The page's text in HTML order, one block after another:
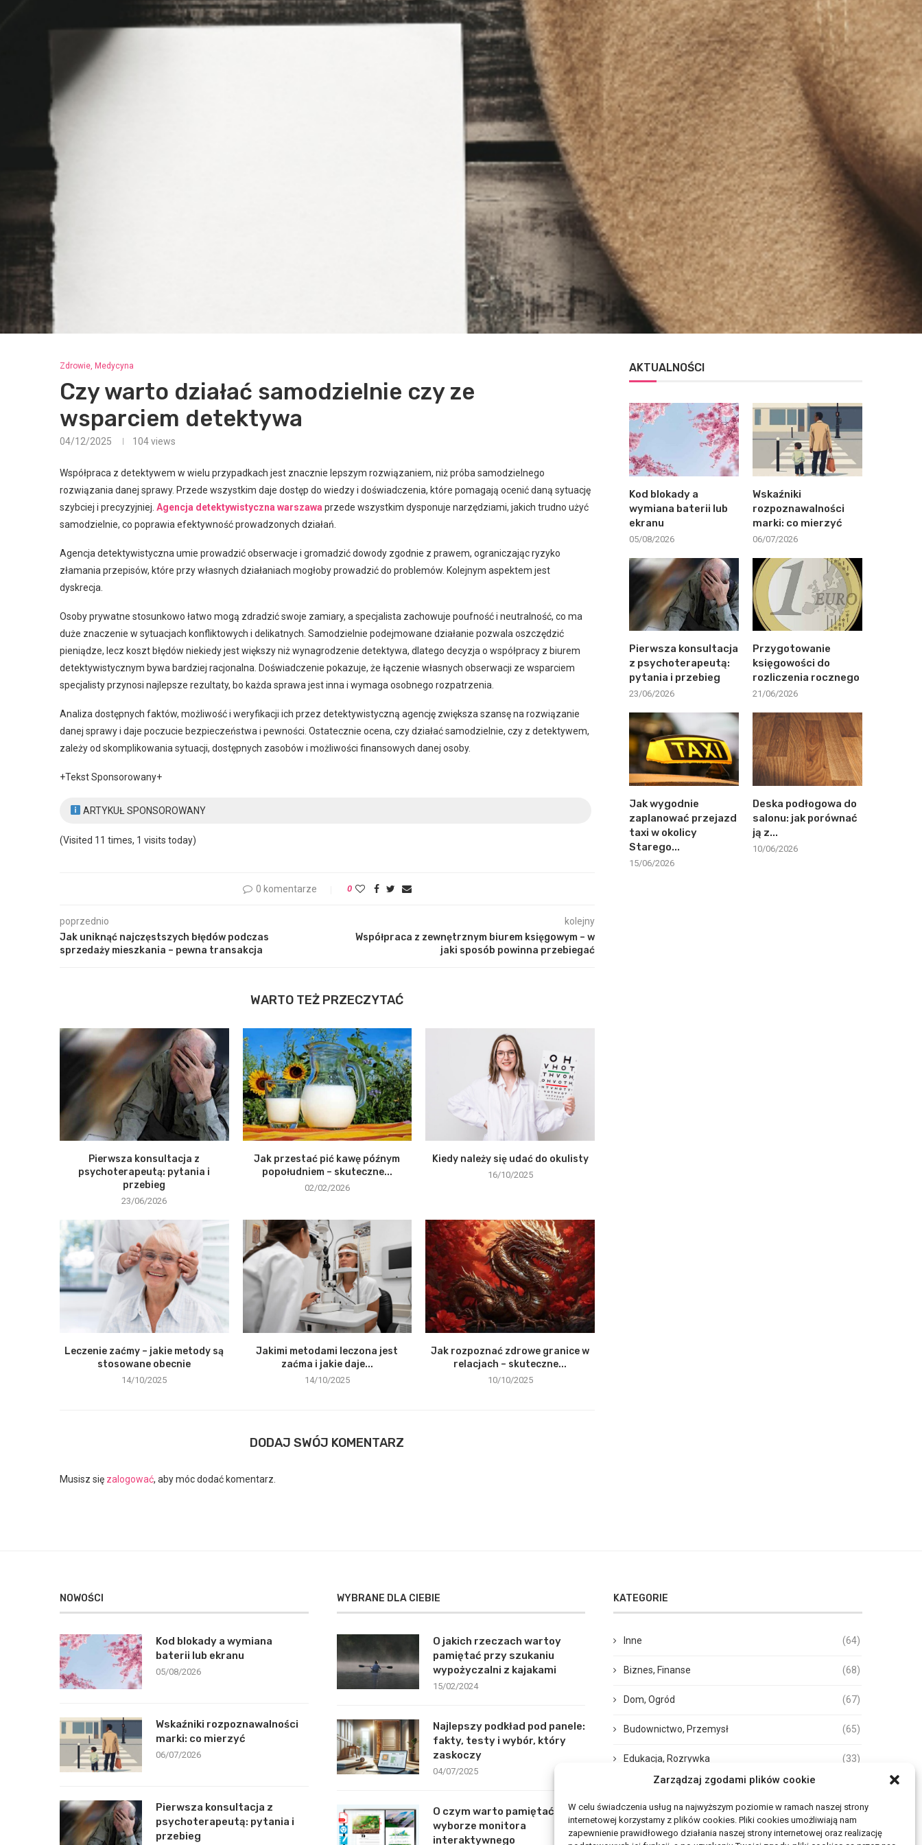
Zarządzaj zgodami plików cookie
W celu świadczenia usług na najwyższym poziomie w ramach naszej strony
internetowej korzystamy z plików cookies. Pliki cookies umożliwiają nam
zapewnienie prawidłowego działania naszej strony internetowej oraz realizację
Zdrowie, Medycyna
Czy warto działać samodzielnie czy ze
wsparciem detektywa
04/12/2025 104views
Współpraca z detektywem w wielu przypadkach jest znacznie lepszym rozwiązaniem, niż próba samodzielnego
rozwiązania danej sprawy. Przede wszystkim daje dostęp do wiedzy i doświadczenia, które pomagają ocenić daną sytuację
szybciej i precyzyjniej. Agencja detektywistyczna warszawa przede wszystkim dysponuje narzędziami, jakich trudno użyć
samodzielnie, co poprawia efektywność prowadzonych działań.
Agencja detektywistyczna umie prowadzić obserwacje i gromadzić dowody zgodnie z prawem, ograniczając ryzyko
złamania przepisów, które przy własnych działaniach mogłoby prowadzić do problemów. Kolejnym aspektem jest
dyskrecja.
Osoby prywatne stosunkowo łatwo mogą zdradzić swoje zamiary, a specjalista zachowuje poufność i neutralność, co ma
duże znaczenie w sytuacjach konfliktowych i delikatnych. Samodzielnie podejmowane działanie pozwala oszczędzić
pieniądze, lecz koszt błędów niekiedy jest większy niż wynagrodzenie detektywa, dlatego decyzja o współpracy z biurem
detektywistycznym bywa bardziej racjonalna. Doświadczenie pokazuje, że łączenie własnych obserwacji ze wsparciem
specjalisty przynosi najlepsze rezultaty, bo każda sprawa jest inna i wymaga osobnego rozpatrzenia.
Analiza dostępnych faktów, możliwość i weryfikacji ich przez detektywistyczną agencję zwiększa szansę na rozwiązanie
danej sprawy i daje poczucie bezpieczeństwa i pewności. Ostatecznie ocena, czy działać samodzielnie, czy z detektywem,
zależy od skomplikowania sytuacji, dostępnych zasobów i możliwości finansowych danej osoby.
+Tekst Sponsorowany+
ARTYKUŁ SPONSOROWANY
(Visited 11 times, 1 visits today)
0 komentarze 0
poprzednio
Jak uniknąć najczęstszych błędów podczas
sprzedaży mieszkania – pewna transakcja
kolejny
Współpraca z zewnętrznym biurem księgowym – w
jaki sposób powinna przebiegać
WARTO TEŻ PRZECZYTAĆ
Pierwsza konsultacja z
psychoterapeutą: pytania i
przebieg
23/06/2026
Jak przestać pić kawę późnym
popołudniem – skuteczne...
02/02/2026
Kiedy należy się udać do okulisty
16/10/2025
Leczenie zaćmy – jakie metody są
stosowane obecnie
14/10/2025
Jakimi metodami leczona jest
zaćma i jakie daje...
14/10/2025
Jak rozpoznać zdrowe granice w
relacjach – skuteczne...
10/10/2025
DODAJ SWÓJ KOMENTARZ
Musisz się zalogować, aby móc dodać komentarz.
AKTUALNOŚCI
Kod blokady a
wymiana baterii lub
ekranu
05/08/2026
Wskaźniki
rozpoznawalności
marki: co mierzyć
06/07/2026
Pierwsza konsultacja
z psychoterapeutą:
pytania i przebieg
23/06/2026
Przygotowanie
księgowości do
rozliczenia rocznego
21/06/2026
Jak wygodnie
zaplanować przejazd
taxi w okolicy
Starego...
15/06/2026
Deska podłogowa do
salonu: jak porównać
ją z...
10/06/2026
NOWOŚCI
Kod blokady a wymiana
baterii lub ekranu
05/08/2026
Wskaźniki rozpoznawalności
marki: co mierzyć
06/07/2026
Pierwsza konsultacja z
psychoterapeutą: pytania i
przebieg
WYBRANE DLA CIEBIE
O jakich rzeczach wartoy
pamiętać przy szukaniu
wypożyczalni z kajakami
15/02/2024
Najlepszy podkład pod panele:
fakty, testy i wybór, który
zaskoczy
04/07/2025
O czym warto pamiętać przy
wyborze monitora
interaktywnego
KATEGORIE
Inne (64)
Biznes, Finanse (68)
Dom, Ogród (67)
Budownictwo, Przemysł (65)
Edukacja, Rozrywka (33)
Zdrowie, Medycyna
Moda, Uroda (17)